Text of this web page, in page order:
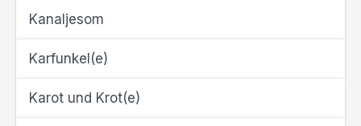
Kanaljesom
Karfunkel(e)
Karot und Krot(e)